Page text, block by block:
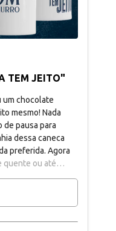
TEM JEITO"
um chocolate
mesmo! Nada
pausa para
dessa caneca
preferida. Agora
quente ou até
dessa